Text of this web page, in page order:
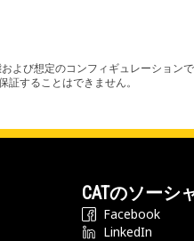
よび想定のコンフィギュレーション
することはできません。
CATのソーシ
Facebook
LinkedIn